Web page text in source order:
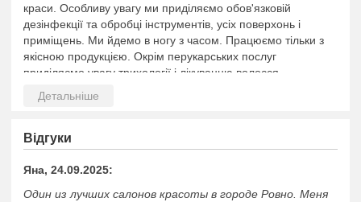
краси. Особливу увагу ми приділяємо обов'язковій
дезінфекції та обробці інструментів, усіх поверхонь і
приміщень. Ми йдемо в ногу з часом. Працюємо тільки з
якісною продукцією. Окрім перукарських послуг
приділяємо увагу трихології і лікуванню волосся.
Відгуки
Яна, 24.09.2025:
Один из лучших салонов красоты в городе Ровно. Меня